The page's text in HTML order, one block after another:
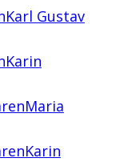
Karl Gustav
Karin
Maria
Karin